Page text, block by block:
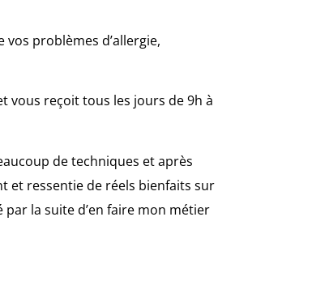
vos problèmes d’allergie,
vous reçoit tous les jours de 9h à
de techniques et après
et ressentie de réels bienfaits sur
la suite d’en faire mon métier